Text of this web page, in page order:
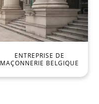
ENTREPRISE DE
MAÇONNERIE BELGIQUE